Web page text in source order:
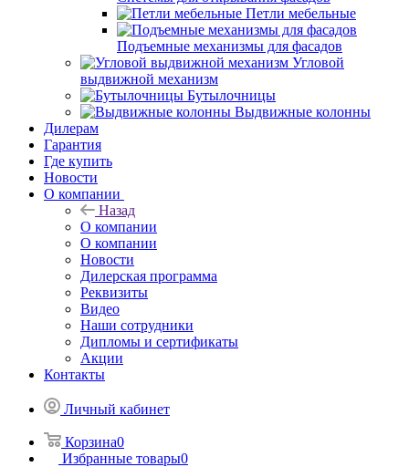
Петли мебельные
Подъемные механизмы для фасадов
Угловой
выдвижной механизм
Бутылочницы
Выдвижные колонны
Дилерам
Гарантия
Где купить
Новости
О компании
Назад
О компании
О компании
Новости
Дилерская программа
Реквизиты
Видео
Наши сотрудники
Дипломы и сертификаты
Акции
Контакты
Личный кабинет
Корзина0
Избранные товары0